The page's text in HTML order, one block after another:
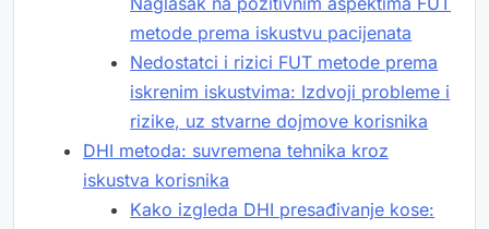
metode prema iskustvu pacijenata
Nedostatci i rizici FUT metode prema
iskrenim iskustvima: Izdvoji probleme i
rizike, uz stvarne dojmove korisnika
DHI metoda: suvremena tehnika kroz
iskustva korisnika
Kako izgleda DHI presađivanje kose: